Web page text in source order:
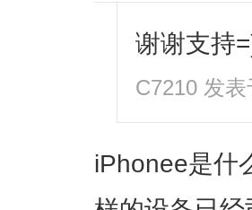
谢谢支持
C7210 发表
iPhonee是什